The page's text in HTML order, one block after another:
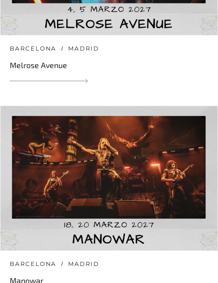
BARCELONA MADRID
Melrose Avenue
BARCELONA MADRID
Manowar